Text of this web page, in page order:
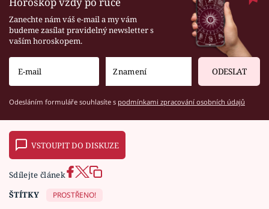
Zanechte nám váš e-mail a my vám
budeme zasílat pravidelný newsletter s
vaším horoskopem.
ODESLAT
Odesláním formuláře souhlasíte s podmínkami zpracování osobních údajů
VSTOUPIT DO DISKUZE
Sdílejte článek
ŠTÍTKY
PROSTŘENO!